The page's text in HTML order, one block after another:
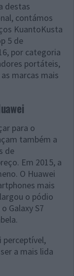
destas
contámos
KuantoKusta
5 de
por categoria
portáteis,
marcas mais
para o
também a
de
Em 2015, a
O Huawei
mais
o pódio
Galaxy S7
perceptível,
a mais lida